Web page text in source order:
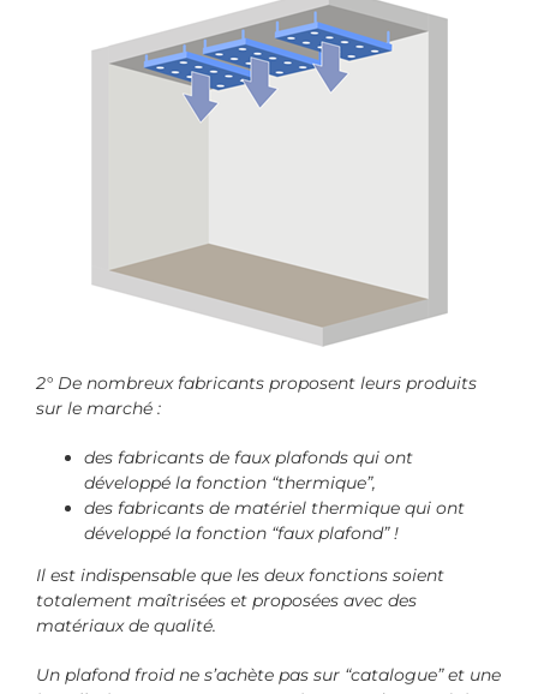
2° De nombreux fabricants proposent leurs produits
sur le marché :
des fabricants de faux plafonds qui ont
développé la fonction “thermique”,
des fabricants de matériel thermique qui ont
développé la fonction “faux plafond” !
Il est indispensable que les deux fonctions soient
totalement maîtrisées et proposées avec des
matériaux de qualité.
Un plafond froid ne s’achète pas sur “catalogue” et une